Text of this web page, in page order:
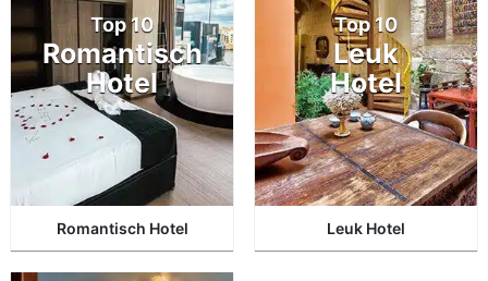
Top 10
Romantisch
Hotel
Romantisch Hotel
Top 10
Leuk
Hotel
Leuk Hotel